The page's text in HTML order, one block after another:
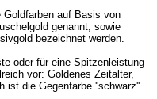
Goldfarben auf Basis von
genannt, sowie
bezeichnet werden.
oder für eine Spitzenleistung
vor: Goldenes Zeitalter,
ist die Gegenfarbe ''schwarz''.